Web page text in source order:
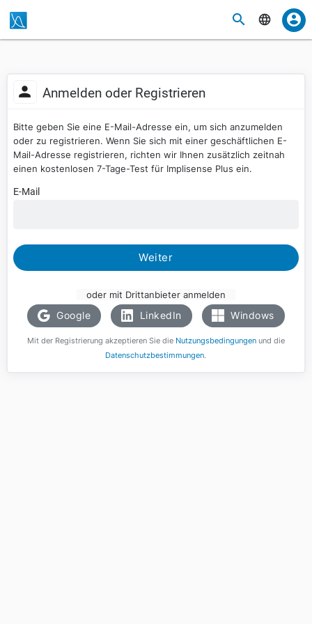
Anmelden oder Registrieren
Bitte geben Sie eine E-Mail-Adresse ein, um sich anzumelden
oder zu registrieren. Wenn Sie sich mit einer geschäftlichen E-
Mail-Adresse registrieren, richten wir Ihnen zusätzlich zeitnah
einen kostenlosen 7-Tage-Test für Implisense Plus ein.
E-Mail
Weiter
oder mit Drittanbieter anmelden
Google LinkedIn Windows
Mit der Registrierung akzeptieren Sie die Nutzungsbedingungenund die
Datenschutzbestimmungen.